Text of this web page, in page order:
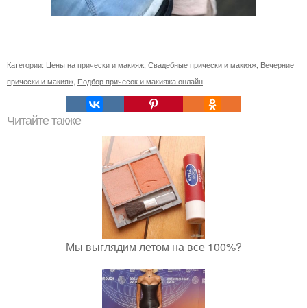
Категории: Цены на прически и макияж Свадебные прически и макияж Вечерние
прически и макияж Подбор причесок и макияжа онлайн
Читайте также
Мы выглядим летом на все 100%?